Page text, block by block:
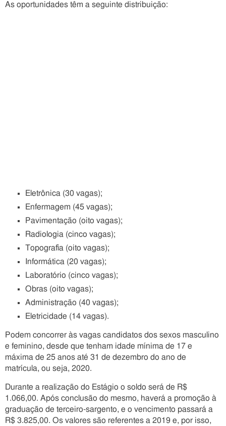
As oportunidades têm a seguinte distribuição:
Eletrônica (30 vagas);
Enfermagem (45 vagas);
Pavimentação (oito vagas);
Radiologia (cinco vagas);
Topografia (oito vagas);
Informática (20 vagas);
Laboratório (cinco vagas);
Obras (oito vagas);
Administração (40 vagas);
Eletricidade (14 vagas).
Podem concorrer às vagas candidatos dos sexos masculino
e feminino, desde que tenham idade mínima de 17 e
máxima de 25 anos até 31 de dezembro do ano de
matrícula, ou seja, 2020.
Durante a realização do Estágio o soldo será de R$
1.066,00. Após conclusão do mesmo, haverá a promoção à
graduação de terceiro-sargento, e o vencimento passará a
R$ 3.825,00. Os valores são referentes a 2019 e, por isso,